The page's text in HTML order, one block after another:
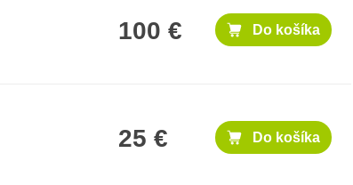
100 € Do košíka
25 € Do košíka